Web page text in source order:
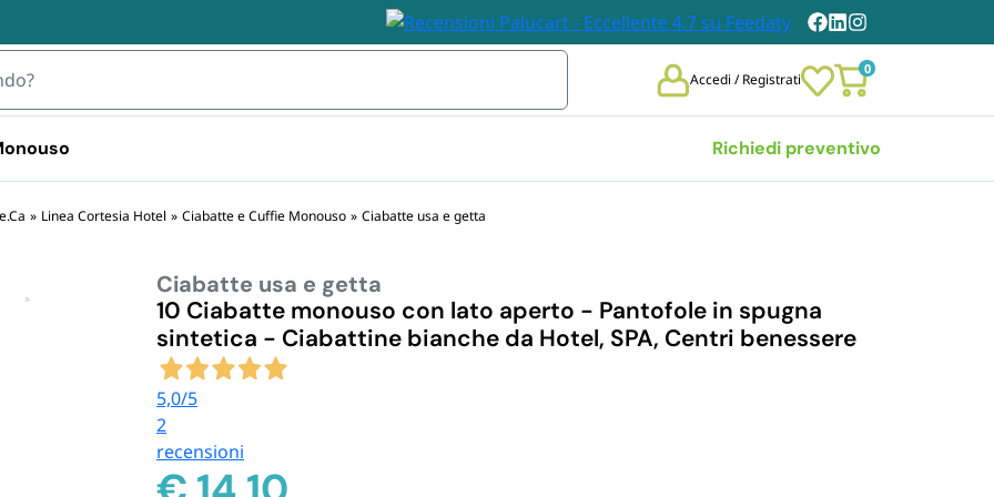
Accedi / Registrati
0
Richiedi preventivo
STOVIGLIE MONOUSO
PLASTICA
Bicchieri plastica e kristal
usa e getta
BIODEGRADABILI
Piatti e Bicchieri
Tovaglie
Tovaglioli
» Linea Cortesia Hotel » Ciabatte e Cuffie Monouso » Ciabatte usa e getta
Ciabatte usa e getta
10 Ciabatte monouso con lato aperto - Pantofole in spugna
sintetica - Ciabattine bianche da Hotel, SPA, Centri benessere
5,0/5
2
recensioni